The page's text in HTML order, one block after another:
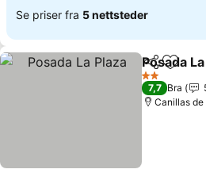
Se priser fra 5 nettsteder
Del Legg
Posada
2 Stjerner
7,7 Bra
Canillas